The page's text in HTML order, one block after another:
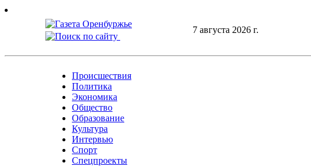
Skip
7 августа 2026 г.
Происшествия
Политика
Экономика
Общество
Образование
Культура
Интервью
Спорт
Спецпроекты